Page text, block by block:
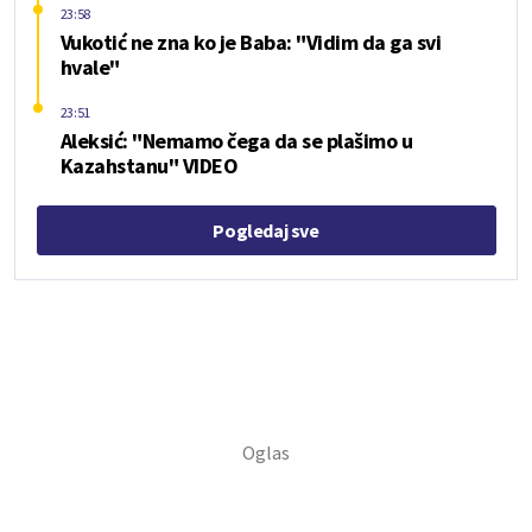
Vukotić ne zna ko je Baba: "Vidim da ga svi
hvale"
23:58
Aleksić: "Nemamo čega da se plašimo u
Kazahstanu" VIDEO
23:51
Pogledaj sve